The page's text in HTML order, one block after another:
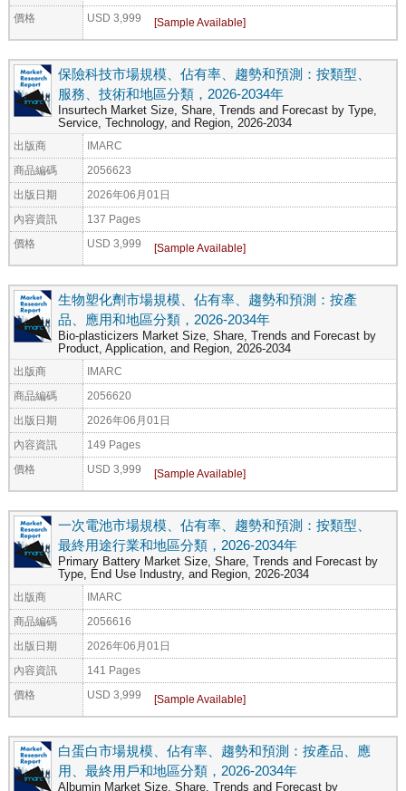
價格 USD 3,999
保險科技市場規模、佔有率、趨勢和預測：按類型、
服務、技術和地區分類，2026-2034年
Insurtech Market Size, Share, Trends and Forecast by Type,
Service, Technology, and Region, 2026-2034
出版商 IMARC
商品編碼 2056623
出版日期 2026年06月01日
內容資訊 137 Pages
價格 USD 3,999
生物塑化劑市場規模、佔有率、趨勢和預測：按產
品、應用和地區分類，2026-2034年
Bio-plasticizers Market Size, Share, Trends and Forecast by
Product, Application, and Region, 2026-2034
出版商 IMARC
商品編碼 2056620
出版日期 2026年06月01日
內容資訊 149 Pages
價格 USD 3,999
一次電池市場規模、佔有率、趨勢和預測：按類型、
最終用途行業和地區分類，2026-2034年
Primary Battery Market Size, Share, Trends and Forecast by
Type, End Use Industry, and Region, 2026-2034
出版商 IMARC
商品編碼 2056616
出版日期 2026年06月01日
內容資訊 141 Pages
價格 USD 3,999
白蛋白市場規模、佔有率、趨勢和預測：按產品、應
用、最終用戶和地區分類，2026-2034年
Albumin Market Size, Share, Trends and Forecast by